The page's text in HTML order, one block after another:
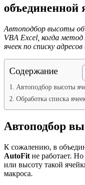
объединенной
Автоподбор высоты
VBA Excel, когда
ячеек по списку
Содержание
Автоподбор высоты
Обработка списка
Автоподбор
К сожалению, в
AutoFit не работает.
или высоту такой
макроса.